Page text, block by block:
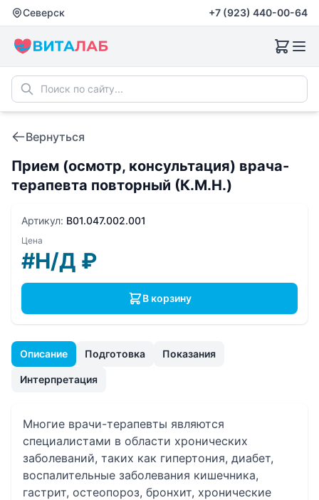
Северск +7 (923) 440-00-64
Вернуться
Прием (осмотр, консультация) врача-
терапевта повторный (К.М.Н.)
Описание Подготовка Показания
Интерпретация
Многие врачи-терапевты являются
специалистами в области хронических
заболеваний, таких как гипертония, диабет,
воспалительные заболевания кишечника,
гастрит, остеопороз, бронхит, хронические
Артикул: B01.047.002.001
Цена
#Н/Д ₽
В корзину